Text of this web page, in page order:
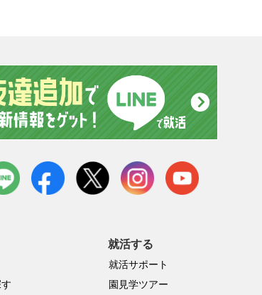
LINE facebook instagramyoutube
就活する
就活サポート
園見学ツアー